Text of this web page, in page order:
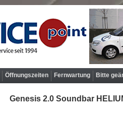
Öffnungszeiten Fernwartung Bitte
Genesis 2.0 Soundbar